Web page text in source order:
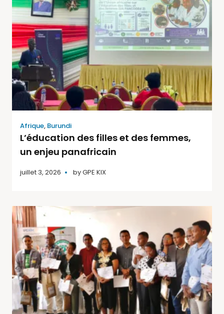
Afrique, Burundi
L’éducation des filles et des femmes,
un enjeu panafricain
juillet 3, 2026 byGPE KIX